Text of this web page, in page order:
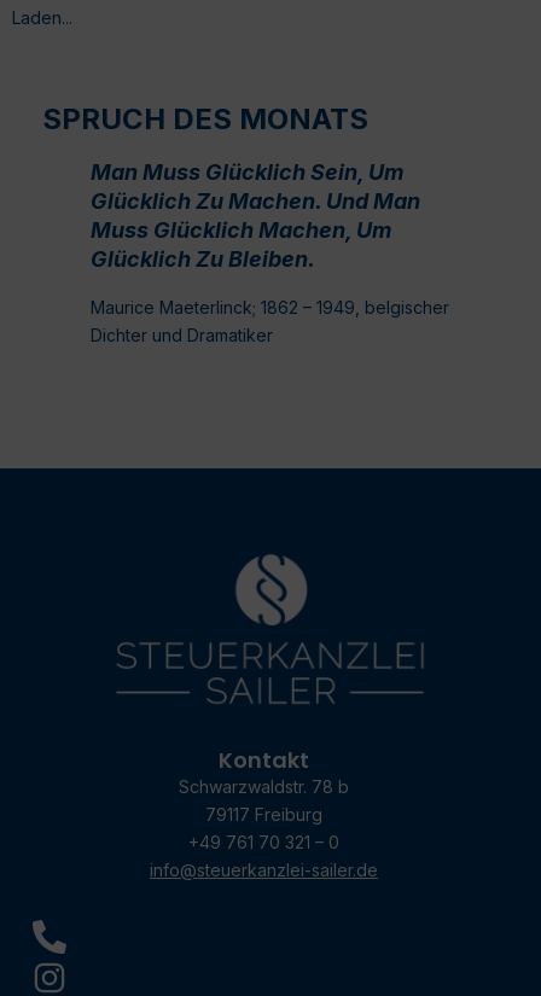
Laden...
SPRUCH DES MONATS
Man Muss Glücklich Sein, Um
Glücklich Zu Machen. Und Man
Muss Glücklich Machen, Um
Glücklich Zu Bleiben.
Maurice Maeterlinck; 1862 – 1949, belgischer
Dichter und Dramatiker
Kontakt
Schwarzwaldstr. 78 b
79117 Freiburg
+49 761 70 321 – 0
info@steuerkanzlei-sailer.de